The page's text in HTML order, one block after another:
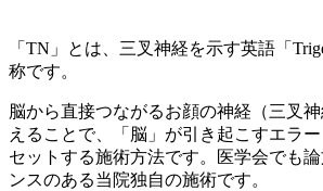
「TN」とは、三叉神経を示す英語「
称です。
脳から直接つながるお顔の神経（三叉
えることで、「脳」が引き起こすエラ
セットする施術方法です。医学会でも
ンスのある当院独自の施術です。